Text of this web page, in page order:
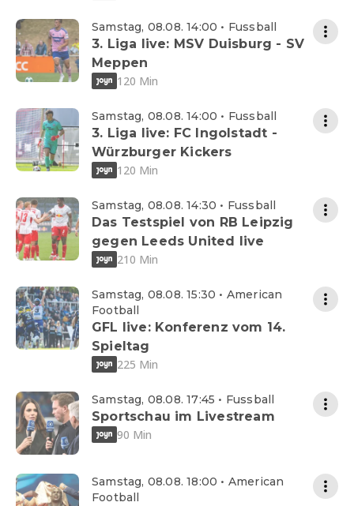
Samstag, 08.08. 14:00 • Fussball
3. Liga live: MSV Duisburg - SV
Meppen
120 Min
Samstag, 08.08. 14:00 • Fussball
3. Liga live: FC Ingolstadt -
Würzburger Kickers
120 Min
Samstag, 08.08. 14:30 • Fussball
Das Testspiel von RB Leipzig
gegen Leeds United live
210 Min
Samstag, 08.08. 15:30 • American
Football
GFL live: Konferenz vom 14.
Spieltag
225 Min
Samstag, 08.08. 17:45 • Fussball
Sportschau im Livestream
90 Min
Samstag, 08.08. 18:00 • American
Football